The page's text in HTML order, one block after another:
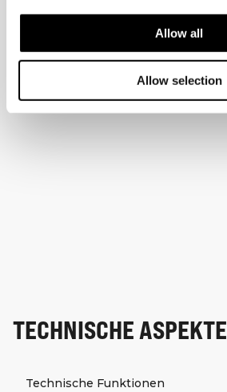
Allow all
Allow selection
TECHNISCHE ASPEKTE
Technische Funktionen